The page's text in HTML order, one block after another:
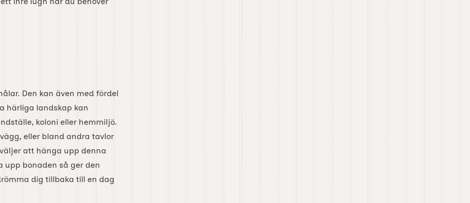
Den kan även med fördel
härliga landskap kan
koloni eller hemmiljö.
eller bland andra tavlor
att hänga upp denna
upp bonaden så ger den
dig tillbaka till en dag